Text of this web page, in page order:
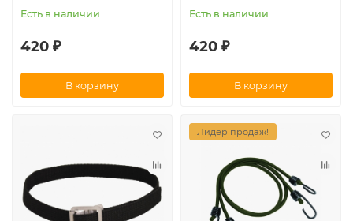
Есть в наличии
420 ₽
В корзину
Есть в наличии
420 ₽
В корзину
Лидер продаж!